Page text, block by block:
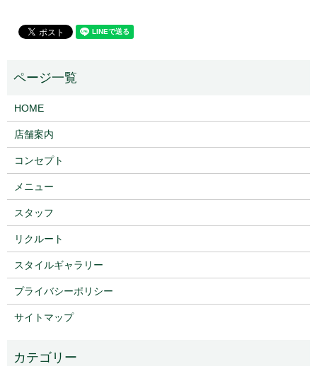
HOME
店舗案内
コンセプト
メニュー
スタッフ
リクルート
スタイルギャラリー
プライバシーポリシー
サイトマップ